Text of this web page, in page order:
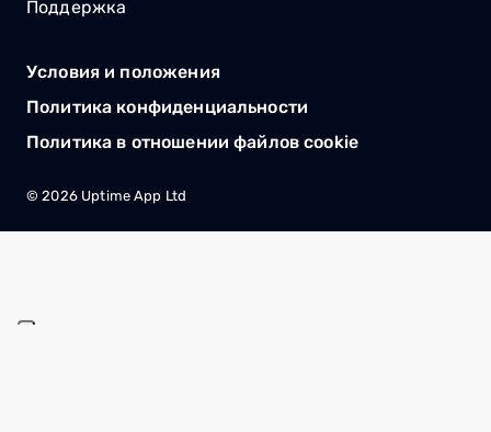
Поддержка
Условия и положения
Политика конфиденциальности
Политика в отношении файлов cookie
©2026 Uptime App Ltd